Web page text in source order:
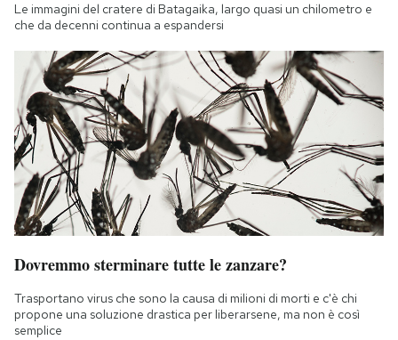
Le immagini del cratere di Batagaika, largo quasi un chilometro e
che da decenni continua a espandersi
Dovremmo sterminare tutte le zanzare?
Trasportano virus che sono la causa di milioni di morti e c'è chi
propone una soluzione drastica per liberarsene, ma non è così
semplice